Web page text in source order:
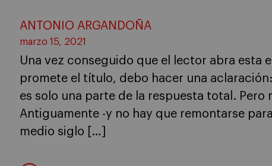
ANTONIO ARGANDOÑA
marzo 15, 2021
Una vez conseguido que el lector abra esta
promete el título, debo hacer una
es solo una parte de la respuesta total. Pero
Antiguamente -y no hay que remontarse
medio siglo […]